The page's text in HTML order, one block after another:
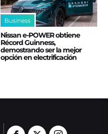
Business
Nissan e‑POWER obtiene
Récord Guinness,
demostrando ser la mejor
opción en electrificación